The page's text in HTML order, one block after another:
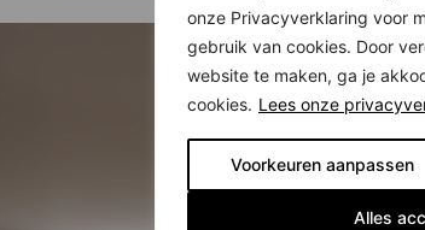
onze Privacyverklaring voor
gebruik van cookies. Door
website te maken, ga je
cookies. Lees onze
Voorkeuren aanpassen
Alles